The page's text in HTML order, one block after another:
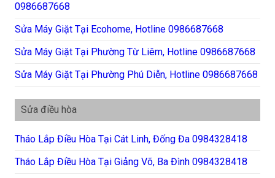
0986687668
Sửa Máy Giặt Tại Ecohome, Hotline 0986687668
Sửa Máy Giặt Tại Phường Từ Liêm, Hotline 0986687668
Sửa Máy Giặt Tại Phường Phú Diễn, Hotline 0986687668
Sửa điều hòa
Tháo Lắp Điều Hòa Tại Cát Linh, Đống Đa 0984328418
Tháo Lắp Điều Hòa Tại Giảng Võ, Ba Đình 0984328418